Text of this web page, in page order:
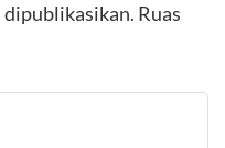
dipublikasikan. Ruas